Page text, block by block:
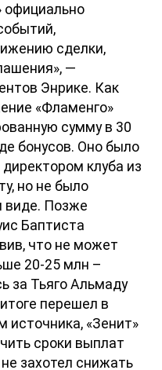
официально
сделки,
—
Энрике. Как
«Фламенго»
сумму в 30
бонусов. Оно было
клуба из
но не было
виде. Позже
Баптиста
что не может
20-25 млн –
за Тьяго Альмаду
перешел в
источника, «Зенит»
сроки выплат
захотел снижать